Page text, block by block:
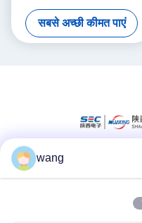
सबसे अच्छी कीमत पाएं
wang